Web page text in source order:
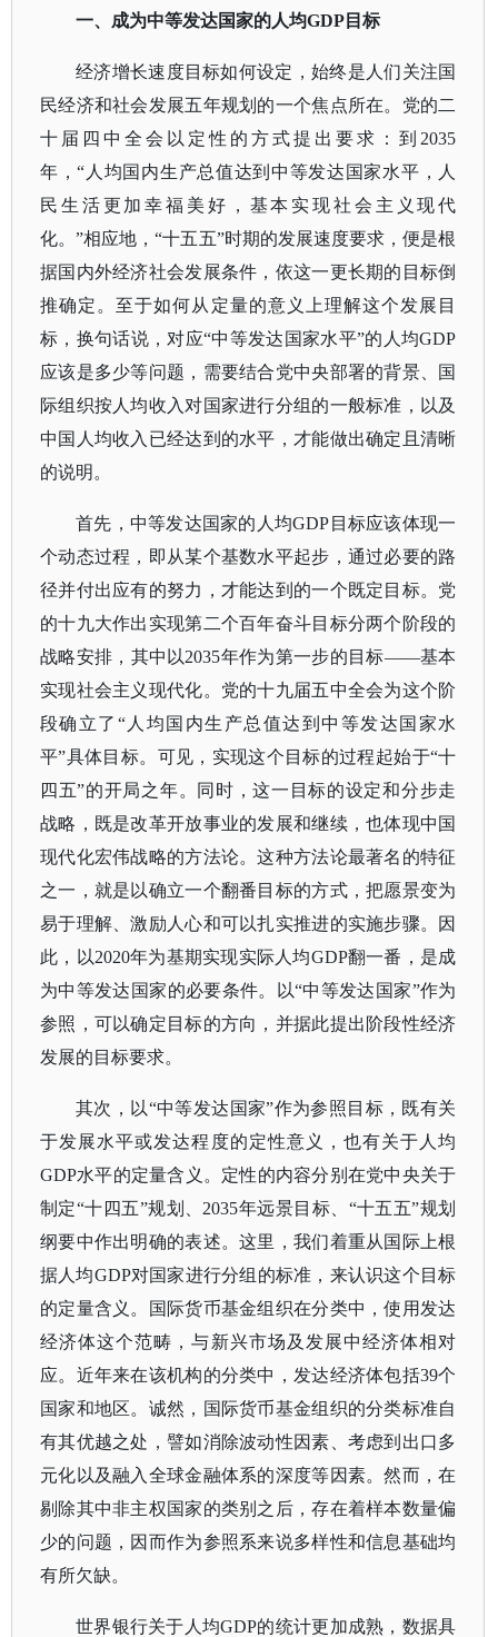
一、成为中等发达国家的人均GDP目标
经济增长速度目标如何设定，始终是人们关注国
民经济和社会发展五年规划的一个焦点所在。党的二
十届四中全会以定性的方式提出要求：到 2035
年，“人均国内生产总值达到中等发达国家水平，人
民生活更加幸福美好，基本实现社会主义现代
化。”相应地，“十五五”时期的发展速度要求，便是根
据国内外经济社会发展条件，依这一更长期的目标倒
推确定。至于如何从定量的意义上理解这个发展目
标，换句话说，对应“中等发达国家水平”的人均GDP
应该是多少等问题，需要结合党中央部署的背景、国
际组织按人均收入对国家进行分组的一般标准，以及
中国人均收入已经达到的水平，才能做出确定且清晰
的说明。
首先，中等发达国家的人均GDP目标应该体现一
个动态过程，即从某个基数水平起步，通过必要的路
径并付出应有的努力，才能达到的一个既定目标。党
的十九大作出实现第二个百年奋斗目标分两个阶段的
战略安排，其中以2035年作为第一步的目标——基本
实现社会主义现代化。党的十九届五中全会为这个阶
段确立了“人均国内生产总值达到中等发达国家水
平”具体目标。可见，实现这个目标的过程起始于“十
四五”的开局之年。同时，这一目标的设定和分步走
战略，既是改革开放事业的发展和继续，也体现中国
现代化宏伟战略的方法论。这种方法论最著名的特征
之一，就是以确立一个翻番目标的方式，把愿景变为
易于理解、激励人心和可以扎实推进的实施步骤。因
此，以2020年为基期实现实际人均GDP翻一番，是成
为中等发达国家的必要条件。以“中等发达国家”作为
参照，可以确定目标的方向，并据此提出阶段性经济
发展的目标要求。
其次，以“中等发达国家”作为参照目标，既有关
于发展水平或发达程度的定性意义，也有关于人均
GDP水平的定量含义。定性的内容分别在党中央关于
制定“十四五”规划、2035年远景目标、“十五五”规划
纲要中作出明确的表述。这里，我们着重从国际上根
据人均GDP对国家进行分组的标准，来认识这个目标
的定量含义。国际货币基金组织在分类中，使用发达
经济体这个范畴，与新兴市场及发展中经济体相对
应。近年来在该机构的分类中，发达经济体包括39个
国家和地区。诚然，国际货币基金组织的分类标准自
有其优越之处，譬如消除波动性因素、考虑到出口多
元化以及融入全球金融体系的深度等因素。然而，在
剔除其中非主权国家的类别之后，存在着样本数量偏
少的问题，因而作为参照系来说多样性和信息基础均
有所欠缺。
世界银行关于人均GDP的统计更加成熟，数据具